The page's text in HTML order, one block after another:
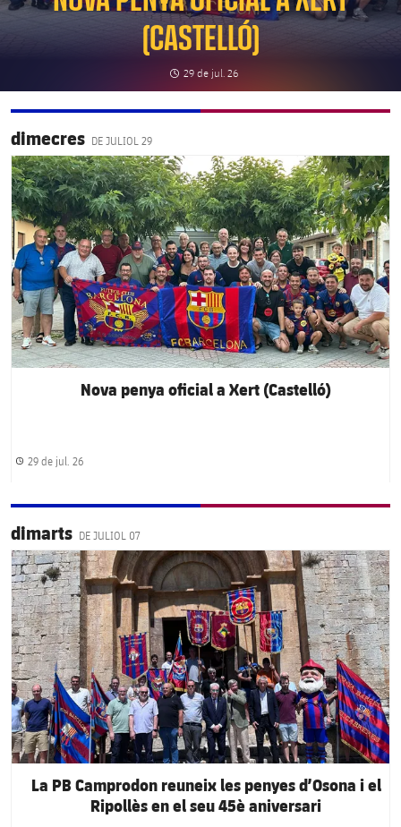
(CASTELLÓ)
clock
Data de publicació
29 de jul. 26
dimecres DE JULIOL 29
FC Barcelona club badge
Nova penya oficial a Xert (Castelló)
Data de publicació
29 de jul. 26
dimarts DE JULIOL 07
FC Barcelona club badge
La PB Camprodon reuneix les penyes d’Osona i el
Ripollès en el seu 45è aniversari